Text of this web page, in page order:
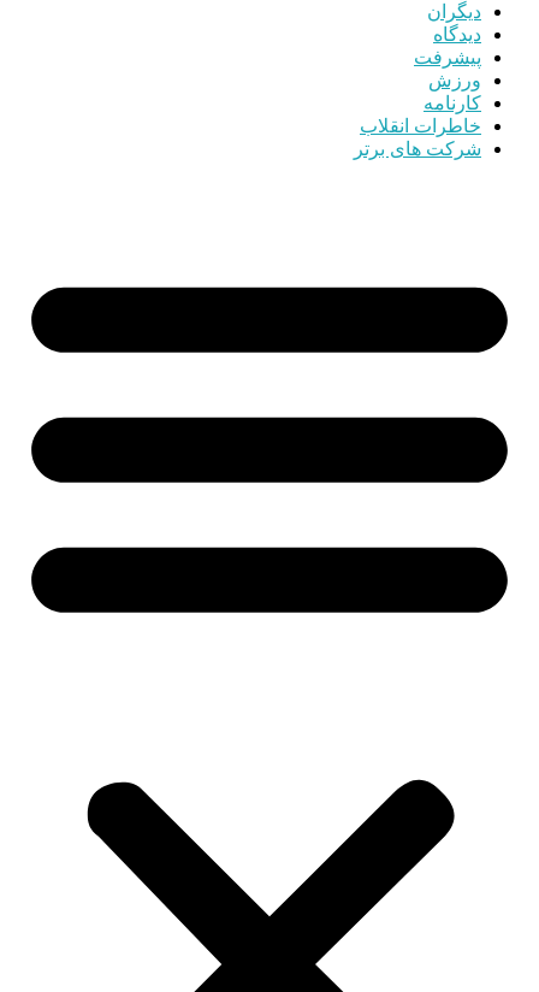
دیگران
دیدگاه
پیشرفت
ورزش
کارنامه
خاطرات انقلاب
شرکت های برتر